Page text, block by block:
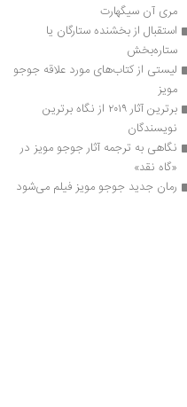
مری آن سیگهارت
ستاره‌بخش
مویز
نویسندگان
«گاه نقد»
رمان جدید جوجو مویز فیلم می‌شود